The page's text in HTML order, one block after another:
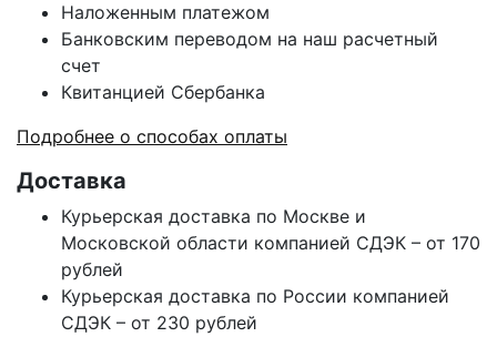
Наложенным платежом
Банковским переводом на наш расчетный
счет
Квитанцией Сбербанка
Подробнее о способах оплаты
Доставка
Курьерская доставка по Москве и
Московской области компанией СДЭК – от 170
рублей
Курьерская доставка по России компанией
СДЭК – от 230 рублей